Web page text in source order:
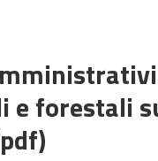
e forestali